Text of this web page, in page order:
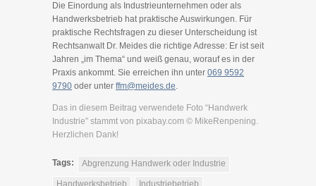
Die Einordung als Industrieunternehmen oder als
Handwerksbetrieb hat praktische Auswirkungen. Für
praktische Rechtsfragen zu dieser Unterscheidung ist
Rechtsanwalt Dr. Meides die richtige Adresse: Er ist seit
Jahren „im Thema“ und weiß genau, worauf es in der
Praxis ankommt. Sie erreichen ihn unter 069 9592
9790 oder unter ffm@meides.de.
Das in diesem Beitrag verwendete Foto “Handwerk
Industrie” stammt von pixabay.com © MikeRenpening.
Herzlichen Dank!
Tags: Abgrenzung Handwerk oder Industrie
Handwerksbetrieb Industriebetrieb